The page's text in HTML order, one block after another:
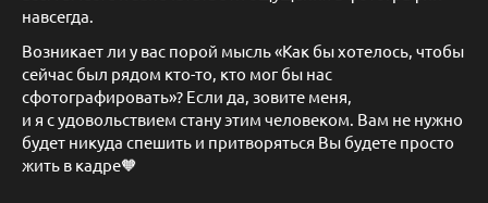
навсегда.
Возникает ли у вас порой мысль «Как бы хотелось, чтобы
сейчас был рядом кто-то, кто мог бы нас
сфотографировать»? Если да, зовите меня,
и я с удовольствием стану этим человеком. Вам не нужно
будет никуда спешить и притворяться Вы будете просто
жить в кадре🧡